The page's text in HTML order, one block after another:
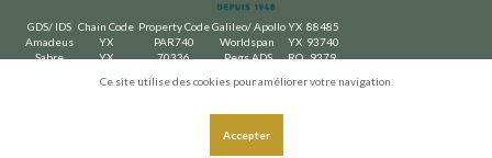
GDS/ IDS Chain Code Property CodeGalileo/ ApolloYX 88485
Amadeus
YX PAR740 Worldspan YX 93740
Sabre
YX 70336 Pegs ADS RO 9379
Partenaires
Ce site utilise des cookies pour améliorer votre navigation.
Accepter